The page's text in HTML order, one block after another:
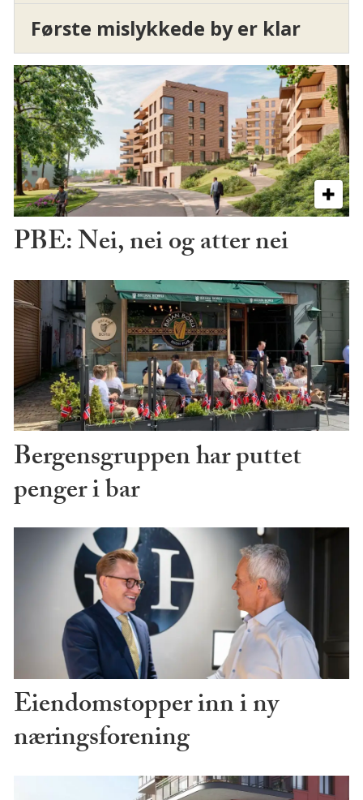
Første mislykkede by er klar
PBE: Nei, nei og atter nei
Bergensgruppen har puttet
penger i bar
Eiendomstopper inn i ny
næringsforening